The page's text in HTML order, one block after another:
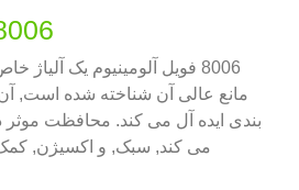
8006 کاغذ
8006 فویل آلومینیوم یک
مانع عالی آن شناخته شده است, آن
بندی ایده آل می کند. محافظت موثر
می کند, سبک, و اکسیژن,